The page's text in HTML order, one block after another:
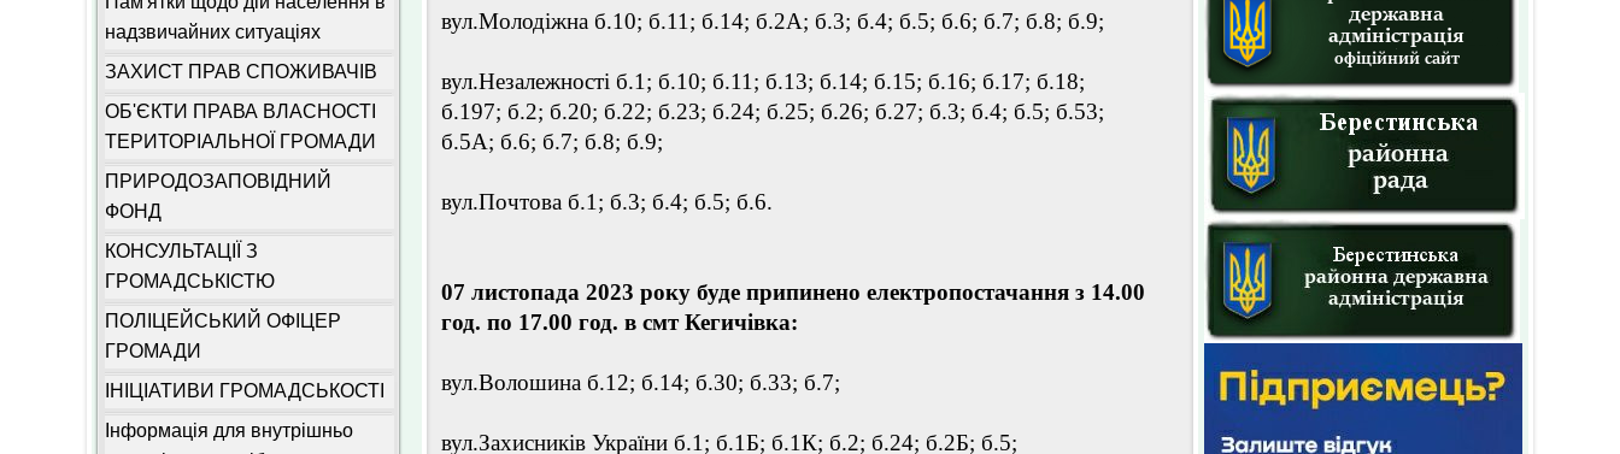
надзвичайних ситуаціях
ЗАХИСТ ПРАВ СПОЖИВАЧІВ
ОБ'ЄКТИ ПРАВА ВЛАСНОСТІ
ТЕРИТОРІАЛЬНОЇ ГРОМАДИ
ПРИРОДОЗАПОВІДНИЙ
ФОНД
КОНСУЛЬТАЦІЇ З
ГРОМАДСЬКІСТЮ
ПОЛІЦЕЙСЬКИЙ ОФІЦЕР
ГРОМАДИ
ІНІЦІАТИВИ ГРОМАДСЬКОСТІ
Інформація для внутрішньо
вул.Молодіжна б.10; б.11; б.14; б.2А; б.3; б.4; б.5; б.6; б.7; б.8; б.9;
вул.Незалежності б.1; б.10; б.11; б.13; б.14; б.15; б.16; б.17; б.18;
б.197; б.2; б.20; б.22; б.23; б.24; б.25; б.26; б.27; б.3; б.4; б.5; б.53;
б.5А; б.6; б.7; б.8; б.9;
вул.Почтова б.1; б.3; б.4; б.5; б.6.
07 листопада 2023 року буде припинено електропостачання з 14.00
год. по 17.00 год. в смт Кегичівка:
вул.Волошина б.12; б.14; б.30; б.33; б.7;
вул.Захисників України б.1; б.1Б; б.1К; б.2; б.24; б.2Б; б.5;